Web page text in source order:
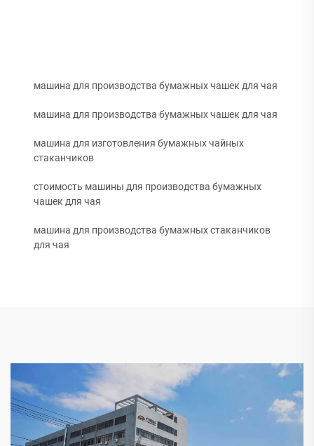
машина для производства бумажных чашек для чая
машина для производства бумажных чашек для чая
машина для изготовления бумажных чайных
стаканчиков
стоимость машины для производства бумажных
чашек для чая
машина для производства бумажных стаканчиков
для чая